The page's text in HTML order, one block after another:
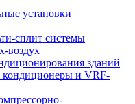
установки
сплит системы
воздух
зданий
кондиционеры и VRF-